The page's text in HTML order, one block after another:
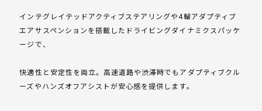
インテグレイテッドアクティブステアリングや4輪アダプティブ
エアサスペンションを搭載したドライビングダイナミクスパッケ
ージで、
快適性と安定性を両立。高速道路や渋滞時でもアダプティブクル
ーズやハンズオフアシストが安心感を提供します。